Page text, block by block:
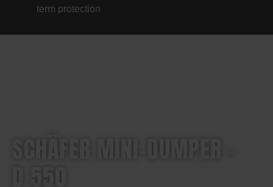
term protection